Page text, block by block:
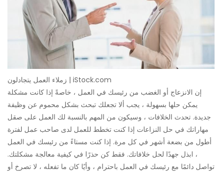
زملاء العمل يتجادلون | iStock.com
إن الانزعاج أو الغضب من رئيسك في العمل ، خاصةً إذا كانت مشكلة
يمكن حلها بسهولة ، يجب ألا تجعلك تبحث بشكل محموم عن وظيفة
جديدة. تحدث الخلافات ، وسيكون من المهم بالنسبة لك العمل على صقل
مهاراتك في حل النزاعات إذا كنت تخطط للعمل لدى صاحب عمل لفترة
أطول من بضعة أشهر في كل مرة. إذا كنت مستاءً من رئيسك في العمل
، ابذل جهدًا لحل خلافاتك. فقط كن حذرًا في كيفية معالجة مشكلتك.
تواصل دائمًا مع رئيسك في العمل باحترام ، وأيًا كان ما تفعله ، لا تصرخ أو